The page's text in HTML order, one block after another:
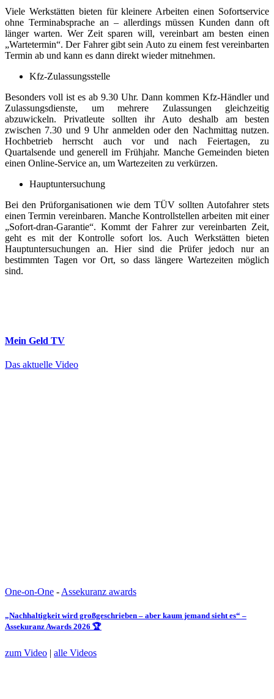
Viele Werkstätten bieten für kleinere Arbeiten einen Sofortservice
ohne Terminabsprache an – allerdings müssen Kunden dann oft
länger warten. Wer Zeit sparen will, vereinbart am besten einen
„Wartetermin“. Der Fahrer gibt sein Auto zu einem fest vereinbarten
Termin ab und kann es dann direkt wieder mitnehmen.
Kfz-Zulassungsstelle
Besonders voll ist es ab 9.30 Uhr. Dann kommen Kfz-Händler und
Zulassungsdienste, um mehrere Zulassungen gleichzeitig
abzuwickeln. Privatleute sollten ihr Auto deshalb am besten
zwischen 7.30 und 9 Uhr anmelden oder den Nachmittag nutzen.
Hochbetrieb herrscht auch vor und nach Feiertagen, zu
Quartalsende und generell im Frühjahr. Manche Gemeinden bieten
einen Online-Service an, um Wartezeiten zu verkürzen.
Hauptuntersuchung
Bei den Prüforganisationen wie dem TÜV sollten Autofahrer stets
einen Termin vereinbaren. Manche Kontrollstellen arbeiten mit einer
„Sofort-dran-Garantie“. Kommt der Fahrer zur vereinbarten Zeit,
geht es mit der Kontrolle sofort los. Auch Werkstätten bieten
Hauptuntersuchungen an. Hier sind die Prüfer jedoch nur an
bestimmten Tagen vor Ort, so dass längere Wartezeiten möglich
sind.
Mein Geld TV
Das aktuelle Video
One-on-One - Assekuranz awards
„Nachhaltigkeit wird großgeschrieben – aber kaum jemand sieht es“ –
Assekuranz Awards 2026 🏆
zum Video | alle Videos